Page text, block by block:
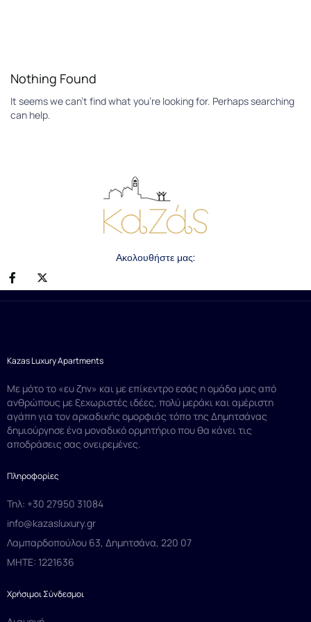
Nothing Found
It seems we can’t find what you’re looking for. Perhaps searching
can help.
Ακολουθήστε μας:
Kazas Luxury Apartments
Με μότο το «ευ ζην» και με επίκεντρο εσάς η ομάδα μας από
ανθρώπους με ξεχωριστές ιδέες, πολύ μεράκι και αμέριστη
αγάπη για τον αρκαδικής ομορφιάς τόπο της Δημητσάνας
δημιούργησε ένα μοναδικό ορμητήριο που θα κάνει τις
αποδράσεις σας ονειρεμένες.
Πληροφορίες
Τηλ: +30 27950 31084
info@kazasluxury.gr
Λαμπαρδοπούλου 63, Δημητσάνα, 220 07
MHTE: 1221636
Χρήσιμοι Σύνδεσμοι